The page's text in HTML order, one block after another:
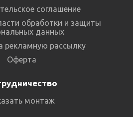
соглашение
обработки и защиты
данных
рекламную рассылку
Оферта
монтаж